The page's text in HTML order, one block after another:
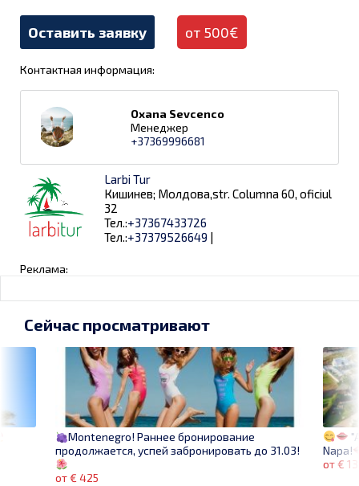
Оставить заявку от 500€
Контактная информация:
Oxana Sevcenco
Менеджер
+37369996681
Larbi Tur
Кишинев; Молдова,str. Columna 60, oficiul
32
Тел.:+37367433726
Тел.:+37379526649 |
Реклама:
Napa!
от €
Сейчас просматривают
Montenegro! Раннее бронирование
продолжается, успей забронировать до 31.03!
от € 425